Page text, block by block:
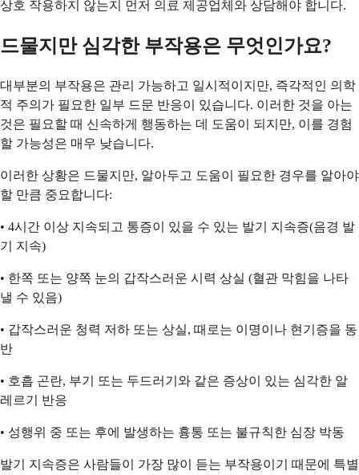
상호 작용하지 않는지 먼저 의료 제공업체와 상담해야 합니다.
드물지만 심각한 부작용은 무엇인가요?
대부분의 부작용은 관리 가능하고 일시적이지만, 즉각적인 의학
적 주의가 필요한 일부 드문 반응이 있습니다. 이러한 것을 아는
것은 필요할 때 신속하게 행동하는 데 도움이 되지만, 이를 경험
할 가능성은 매우 낮습니다.
이러한 상황은 드물지만, 알아두고 도움이 필요한 경우를 알아야
할 만큼 중요합니다:
• 4시간 이상 지속되고 통증이 있을 수 있는 발기 지속증(음경 발
기 지속)
• 한쪽 또는 양쪽 눈의 갑작스러운 시력 상실 (혈관 막힘을 나타
낼 수 있음)
• 갑작스러운 청력 저하 또는 상실, 때로는 이명이나 현기증을 동
반
• 호흡 곤란, 부기 또는 두드러기와 같은 증상이 있는 심각한 알
레르기 반응
• 성행위 중 또는 후에 발생하는 흉통 또는 불규칙한 심장 박동
발기 지속증은 사람들이 가장 많이 듣는 부작용이기 때문에 특별